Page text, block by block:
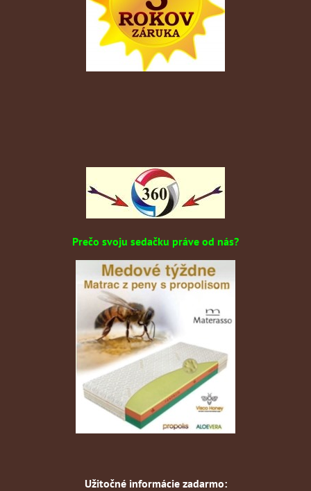
Prečo svoju sedačku práve od nás?
Užitočné informácie zadarmo: